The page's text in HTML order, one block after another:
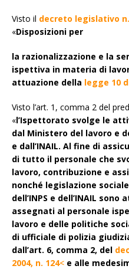
Visto il decreto legislativo n.
«Disposizioni per
la razionalizzazione e la
ispettiva in materia di
attuazione della legge 10
Visto l’art. 1, comma 2 del
«l’Ispettorato svolge le
dal Ministero del lavoro e
e dall’INAIL. Al fine di
di tutto il personale che
lavoro, contribuzione e
nonché legislazione
dell’INPS e dell’INAIL
assegnati al personale
lavoro e delle politiche
di ufficiale di polizia
dall’art. 6, comma 2, del
2004, n. 124< e alle